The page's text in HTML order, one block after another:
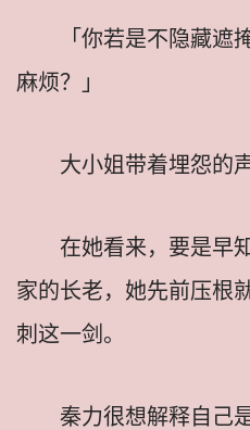
「你若是不隐藏遮
麻烦？」
大小姐带着埋怨的
在她看来，要是早
家的长老，她先前压根
刺这一剑。
秦力很想解释自己